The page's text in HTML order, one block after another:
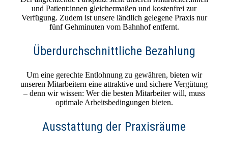
und Patient:innen gleichermaßen und kostenfrei zur
Verfügung. Zudem ist unsere ländlich gelegene Praxis nur
fünf Gehminuten vom Bahnhof entfernt.
Überdurchschnittliche Bezahlung
Um eine gerechte Entlohnung zu gewähren, bieten wir
unseren Mitarbeitern eine attraktive und sichere Vergütung
– denn wir wissen: Wer die besten Mitarbeiter will, muss
optimale Arbeitsbedingungen bieten.
Ausstattung der Praxisräume